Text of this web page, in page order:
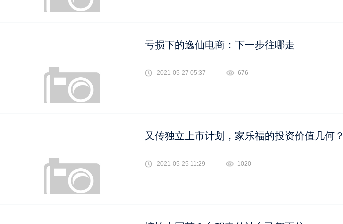
亏损下的逸仙电商：下一步往哪走
2021-05-27 05:37 676
又传独立上市计划，家乐福的投资价值几何？
2021-05-25 11:29 1020